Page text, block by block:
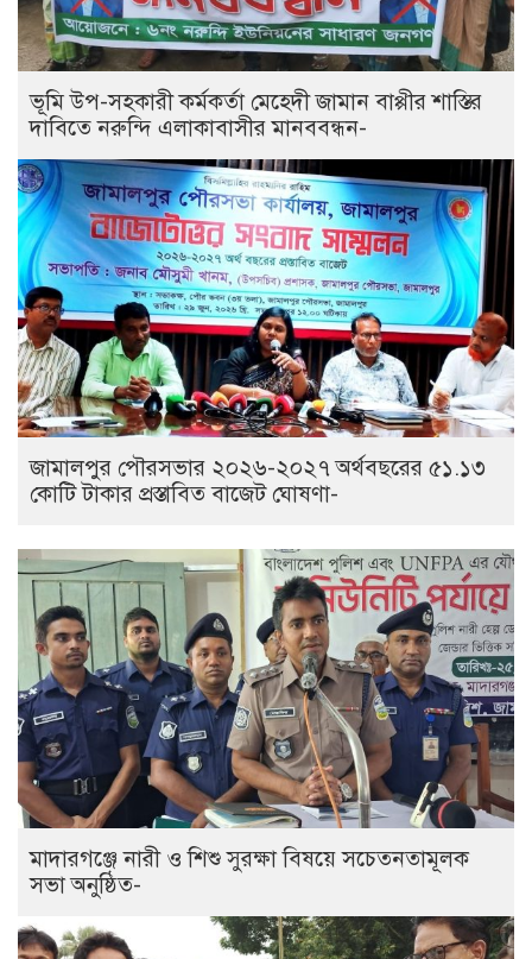
ভূমি উপ-সহকারী কর্মকর্তা মেহেদী জামান বাপ্পীর শাস্তির
দাবিতে নরুন্দি এলাকাবাসীর মানববন্ধন-
জামালপুর পৌরসভার ২০২৬-২০২৭ অর্থবছরের ৫১.১৩
কোটি টাকার প্রস্তাবিত বাজেট ঘোষণা-
মাদারগঞ্জে নারী ও শিশু সুরক্ষা বিষয়ে সচেতনতামূলক
সভা অনুষ্ঠিত-